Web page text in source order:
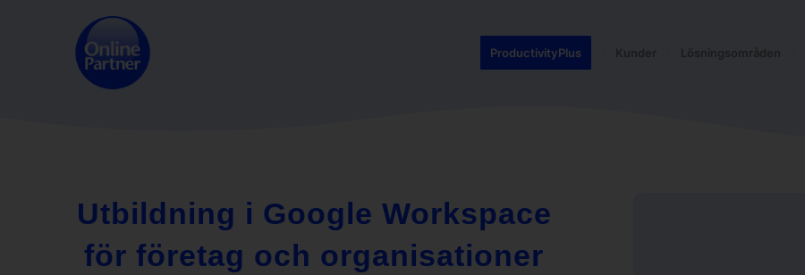
ProductivityPlus Kunder Lösningsområden
Utbildning i Google Workspace
för företag och organisationer